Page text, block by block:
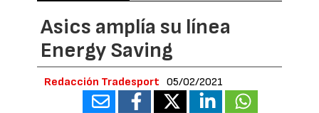
Asics amplía su línea
Energy Saving
Redacción Tradesport 05/02/2021